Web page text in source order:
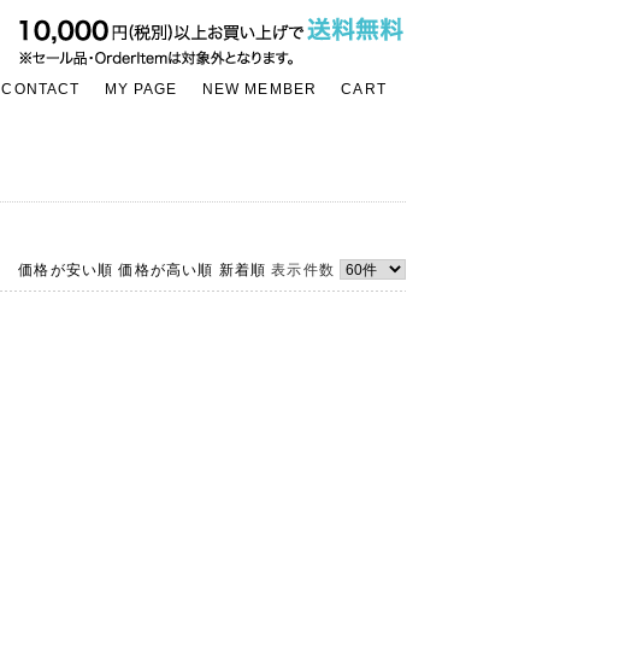
CONTACT MY PAGE NEW MEMBER CART
価格が安い順 価格が高い順 新着順 表示件数